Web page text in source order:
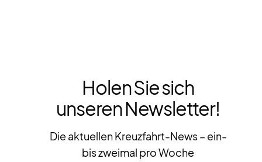
Holen Sie sich
unseren Newsletter!
Die aktuellen Kreuzfahrt-News – ein-
bis zweimal pro Woche